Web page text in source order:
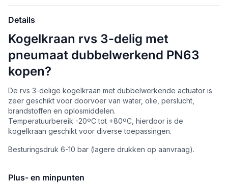
Details
Kogelkraan rvs 3-delig met
pneumaat dubbelwerkend PN63
kopen?
De rvs 3-delige kogelkraan met dubbelwerkende actuator is
zeer geschikt voor doorvoer van water, olie, perslucht,
brandstoffen en oplosmiddelen.
Temperatuurbereik -20ºC tot +80ºC, hierdoor is de
kogelkraan geschikt voor diverse toepassingen.
Besturingsdruk 6-10 bar (lagere drukken op aanvraag).
Plus- en minpunten